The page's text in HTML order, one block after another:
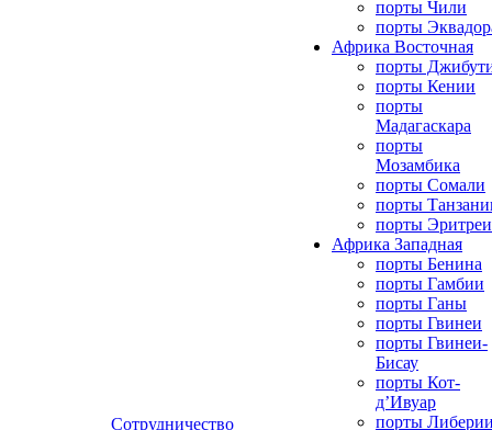
Сотрудничество
порты Чили
порты
Африка Восточная
порты
порты Кении
порты
Мадагаскара
порты
Мозамбика
порты Сомали
порты
порты Эритреи
Африка Западная
порты Бенина
порты Гамбии
порты Ганы
порты Гвинеи
порты Гвинеи-
Бисау
порты Кот-
д’Ивуар
порты